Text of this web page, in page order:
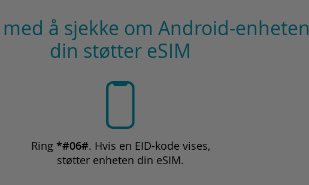
å sjekke om Android-enheten
din støtter eSIM
Ring *#06#. Hvis en EID-kode vises,
støtter enheten din eSIM.